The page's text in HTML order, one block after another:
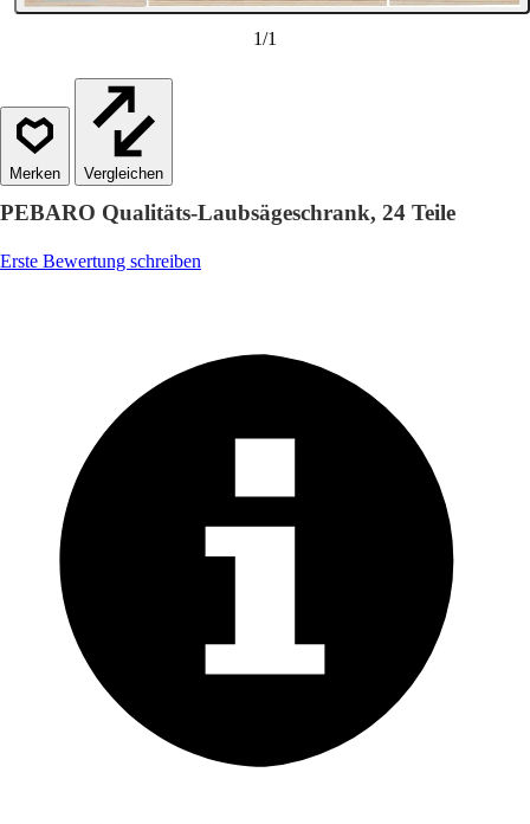
1/1
Vergleichen
PEBARO Qualitäts-Laubsägeschrank, 24 Teile
Erste Bewertung schreiben